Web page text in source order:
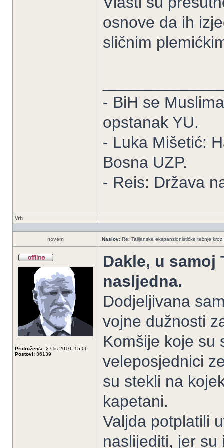
osnove da ih
sličnim
- BiH se
opstanak YU.
- Luka Mišetić:
Bosna UZP.
- Reis: Država
Vrh
novem Naslov: Re: Talijanske ekspanzionističke težnje kroz
Pridružen/a: 27 lis 2010, 15:06
Postovi: 36139
Dakle, u
nasljedna.
Dodjeljivana
vojne dužnosti
Komšije koje su
veleposjednici
su stekli na
kapetani.
Valjda potplatili
naslijediti, jer su